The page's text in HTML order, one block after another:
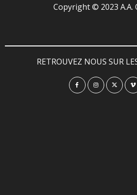
Copyright © 2023 A.A.
RETROUVEZ NOUS SUR